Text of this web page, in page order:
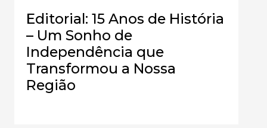
Editorial: 15 Anos de História
– Um Sonho de
Independência que
Transformou a Nossa
Região